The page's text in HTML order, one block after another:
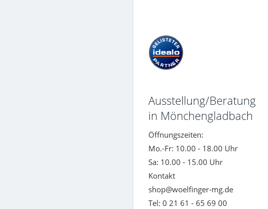
Ausstellung/Beratung
in Mönchengladbach
Öffnungszeiten:
Mo.-Fr: 10.00 - 18.00 Uhr
Sa: 10.00 - 15.00 Uhr
Kontakt
shop@woelfinger-mg.de
Tel: 0 21 61 - 65 69 00